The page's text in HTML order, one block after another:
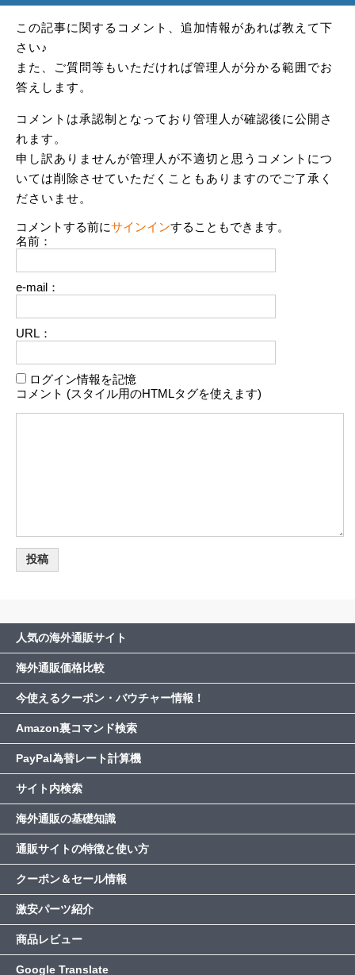
この記事に関するコメント、追加情報があれば教えて下
さい♪
また、ご質問等もいただければ管理人が分かる範囲でお
答えします。
コメントは承認制となっており管理人が確認後に公開さ
れます。
申し訳ありませんが管理人が不適切と思うコメントにつ
いては削除させていただくこともありますのでご了承く
ださいませ。
コメントする前にサインインすることもできます。
名前：
e-mail：
URL：
ログイン情報を記憶
コメント (スタイル用のHTMLタグを使えます)
人気の海外通販サイト
海外通販価格比較
今使えるクーポン・バウチャー情報！
Amazon裏コマンド検索
PayPal為替レート計算機
サイト内検索
海外通販の基礎知識
通販サイトの特徴と使い方
クーポン＆セール情報
激安パーツ紹介
商品レビュー
Google Translate